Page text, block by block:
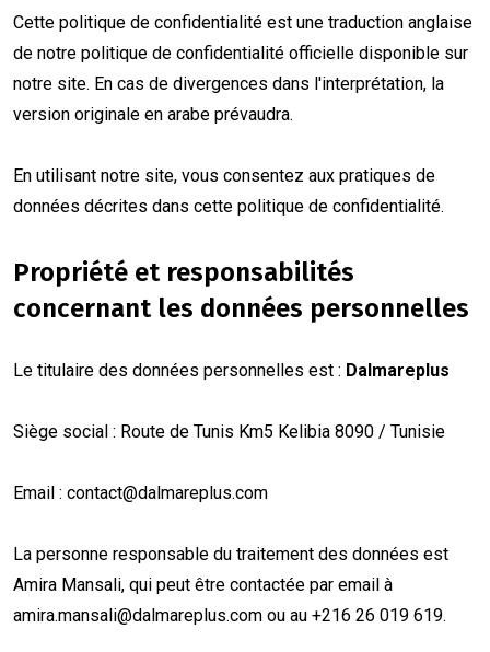
Cette politique de confidentialité est une traduction anglaise
de notre politique de confidentialité officielle disponible sur
notre site. En cas de divergences dans l'interprétation, la
version originale en arabe prévaudra.
En utilisant notre site, vous consentez aux pratiques de
données décrites dans cette politique de confidentialité.
Propriété et responsabilités
concernant les données personnelles
Le titulaire des données personnelles est : Dalmareplus
Siège social : Route de Tunis Km5 Kelibia 8090 / Tunisie
Email : contact@dalmareplus.com
La personne responsable du traitement des données est
Amira Mansali, qui peut être contactée par email à
amira.mansali@dalmareplus.com ou au +216 26 019 619.